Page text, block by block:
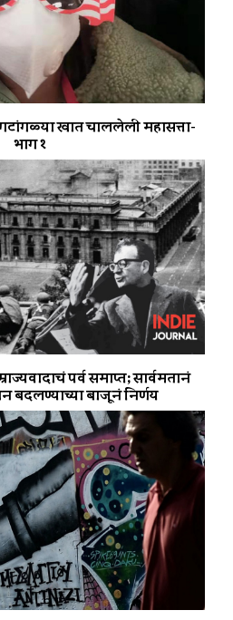
खात चाललेली महासत्ता-
भाग १
पर्व समाप्त; सार्वमतानं
बदलण्याच्या बाजूनं निर्णय